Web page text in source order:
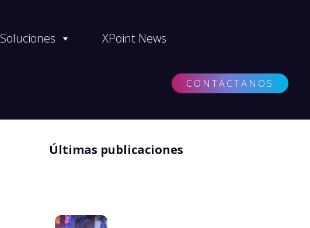
Soluciones XPoint News
CONTÁCTANOS
Últimas publicaciones